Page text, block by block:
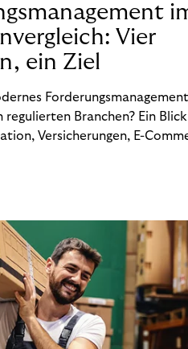
Vier
ein Ziel
regulierten Branchen? Ein
Versicherungen, E-
will, braucht keine